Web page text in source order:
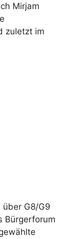
Mirjam
zuletzt im
G8/G9
Bürgerforum